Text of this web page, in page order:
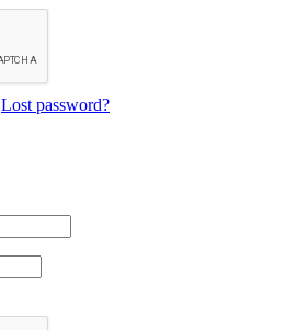
Lost password?